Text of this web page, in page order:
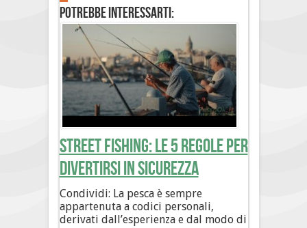
Potrebbe interessarti:
Street Fishing: le 5 regole per
divertirsi in sicurezza
Condividi: La pesca è sempre
appartenuta a codici personali,
derivati dall’esperienza e dal modo di